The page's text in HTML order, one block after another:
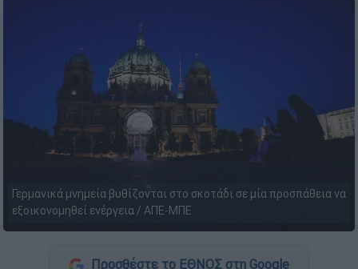
Γερμανικά μνημεία βυθίζονται στο σκοτάδι σε μία προσπάθεια να
εξοικονομηθεί ενέργεια / ΑΠΕ-ΜΠΕ
Προσθέστε το ΕΘΝΟΣ στη Google